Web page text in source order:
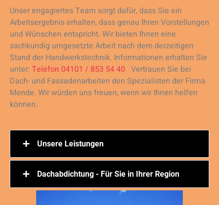
Unser engagiertes Team sorgt dafür, dass Sie ein
Arbeitsergebnis erhalten, dass genau Ihren Vorstellungen
und Wünschen entspricht. Wir bieten Ihnen eine
sachkundig umgesetzte Arbeit nach dem derzeitigen
Stand der Handwerkstechnik. Informationen erhalten Sie
unter: Telefon 04101 / 853 54 40
Dach- und Fassadenarbeiten den Spezialisten der Firma
Mende. Wir würden uns freuen, wenn wir Ihnen helfen
können.
Unsere Leistungen
Aufsparrendämmung
Dachausbau
Dachabdichtung - Für Sie in Ihrer Region